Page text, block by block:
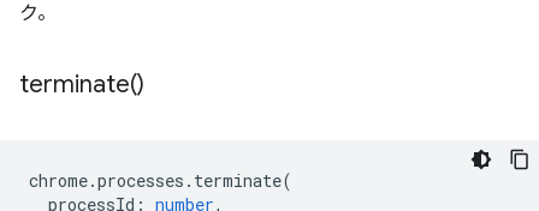
ク。
terminate()
chrome.processes . terminate(
processId : number,